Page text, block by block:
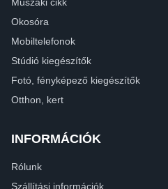
Okosóra
Mobiltelefonok
Stúdió kiegészítők
Fotó, fényképező kiegészítők
Otthon, kert
INFORMÁCIÓK
Rólunk
Szállítási információk